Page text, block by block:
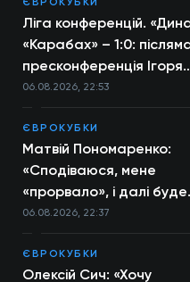
Ліга конференцій.
«Карабах» – 1:0:
пресконференція Ігоря
Костюка
06.08.2026, 22:53
ЄВРОКУБКИ
Матвій Пономаренко:
«Сподіваюся, мене
«прорвало», і далі буде
більше»
06.08.2026, 22:37
ЄВРОКУБКИ
Олексій Сич: «Хочу